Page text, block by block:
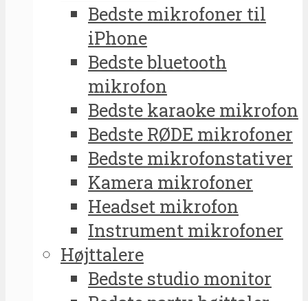
Bedste mikrofoner til
iPhone
Bedste bluetooth
mikrofon
Bedste karaoke mikrofon
Bedste RØDE mikrofoner
Bedste mikrofonstativer
Kamera mikrofoner
Headset mikrofon
Instrument mikrofoner
Højttalere
Bedste studio monitor